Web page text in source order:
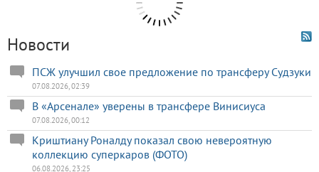
Новости
ПСЖ улучшил свое предложение по трансферу Судзуки
07.08.2026, 02:39
В «Арсенале» уверены в трансфере Винисиуса
07.08.2026, 00:12
Криштиану Роналду показал свою невероятную
коллекцию суперкаров (ФОТО)
06.08.2026, 23:25